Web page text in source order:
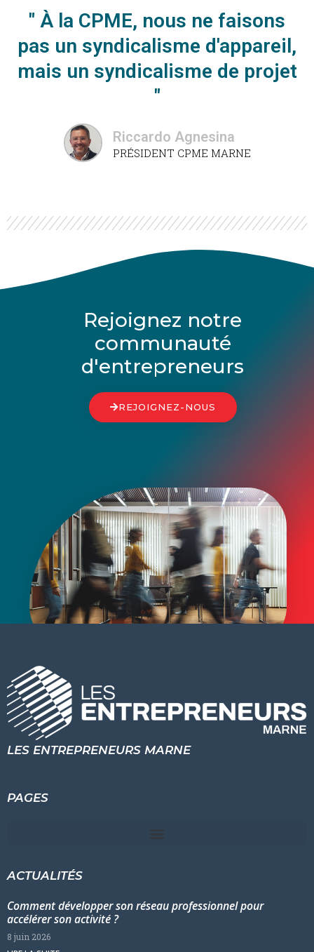
" À la CPME, nous ne faisons
pas un syndicalisme d'appareil,
mais un syndicalisme de projet
"
Riccardo Agnesina
PRÉSIDENT CPME MARNE
Rejoignez notre
communauté
d'entrepreneurs
REJOIGNEZ-NOUS
LES ENTREPRENEURS MARNE
PAGES
ACTUALITÉS
Comment développer son réseau professionnel pour
accélérer son activité ?
8 juin 2026